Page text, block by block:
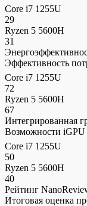
Core i7 1255U
29
Ryzen 5 5600H
31
Эффективность
Core i7 1255U
72
Ryzen 5 5600H
67
Интегрированная
Возможности
Core i7 1255U
50
Ryzen 5 5600H
40
Рейтинг
Итоговая оценка